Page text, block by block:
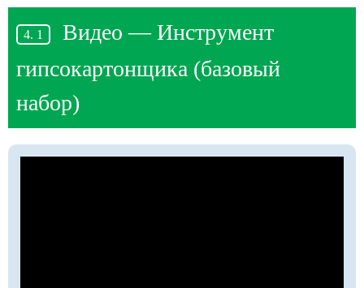
Видео — Инструмент
гипсокартонщика (базовый
набор)